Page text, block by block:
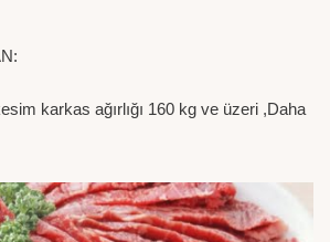
karkas ağırlığı 160 kg ve üzeri ,Daha